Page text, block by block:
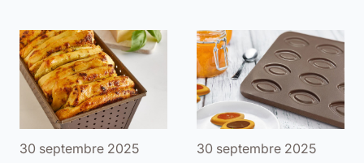
30 septembre 2025 30 septembre 2025